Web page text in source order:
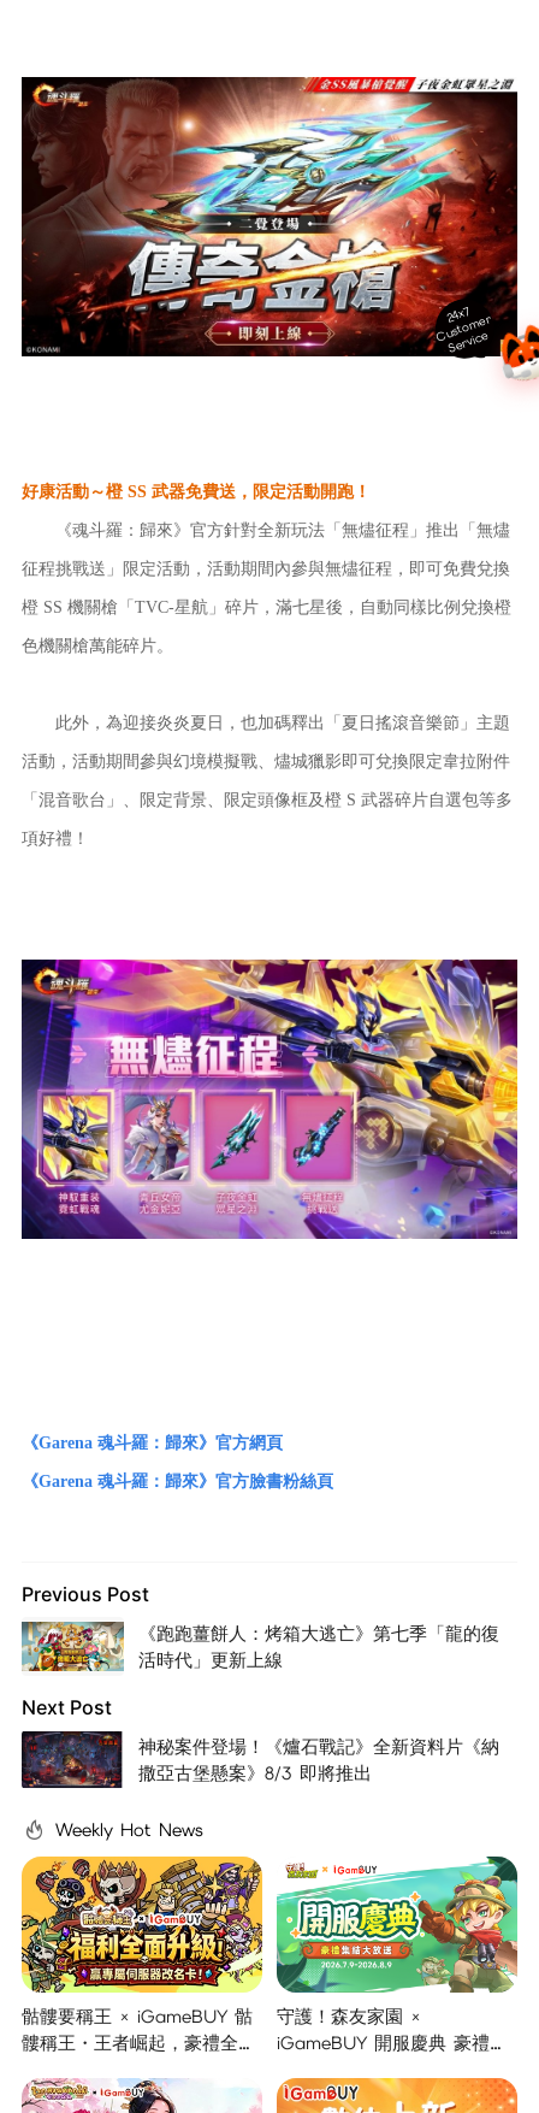
好康活動～橙 SS 武器免費送，限定活動開跑！
《魂斗羅：歸來》官方針對全新玩法「無燼征程」推出「無燼
征程挑戰送」限定活動，活動期間內參與無燼征程，即可免費兌換
橙 SS 機關槍「TVC-星航」碎片，滿七星後，自動同樣比例兌換橙
色機關槍萬能碎片。
此外，為迎接炎炎夏日，也加碼釋出「夏日搖滾音樂節」主題
活動，活動期間參與幻境模擬戰、燼城獵影即可兌換限定韋拉附件
「混音歌台」、限定背景、限定頭像框及橙 S 武器碎片自選包等多
項好禮！
《Garena 魂斗羅：歸來》官方網頁
《Garena 魂斗羅：歸來》官方臉書粉絲頁
Previous Post
《跑跑薑餅人：烤箱大逃亡》第七季「龍的復
活時代」更新上線
Next Post
神秘案件登場！《爐石戰記》全新資料片《納
撒亞古堡懸案》8/3 即將推出
Weekly Hot News
骷髏要稱王 × iGameBUY 骷
髏稱王・王者崛起，豪禮全面
守護！森友家園 ×
iGameBUY 開服慶典 豪禮集
24x7
C
ust
o
m
er
S
ervi
c
e